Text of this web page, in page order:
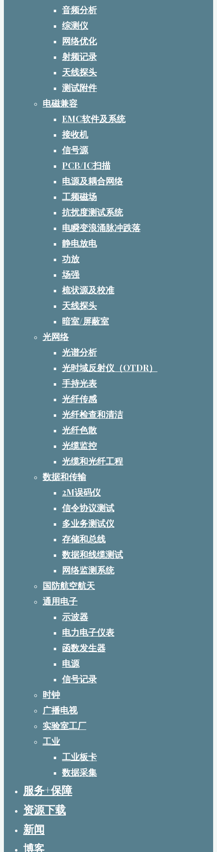
音频分析
综测仪
网络优化
射频记录
天线探头
测试附件
电磁兼容
EMC软件及系统
接收机
信号源
PCB/IC扫描
电源及耦合网络
工频磁场
抗扰度测试系统
电瞬变浪涌脉冲跌落
静电放电
功放
场强
梳状源及校准
天线探头
暗室/屏蔽室
光网络
光谱分析
光时域反射仪（OTDR）
手持光表
光纤传感
光纤检查和清洁
光纤色散
光缆监控
光缆和光纤工程
数据和传输
2M误码仪
信令协议测试
多业务测试仪
存储和总线
数据和线缆测试
网络监测系统
国防航空航天
通用电子
示波器
电力电子仪表
函数发生器
电源
信号记录
时钟
广播电视
实验室工厂
工业
工业板卡
数据采集
服务+保障
资源下载
新闻
博客